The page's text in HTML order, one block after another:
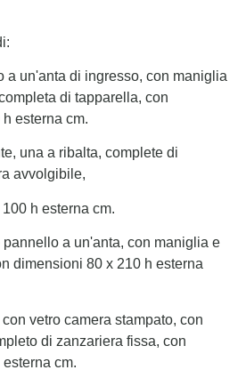
a un'anta di ingresso, con maniglia
di tapparella, con
esterna cm.
una a ribalta, complete di
avvolgibile,
h esterna cm.
pannello a un'anta, con maniglia e
dimensioni 80 x 210 h esterna
vetro camera stampato, con
di zanzariera fissa, con
cm.